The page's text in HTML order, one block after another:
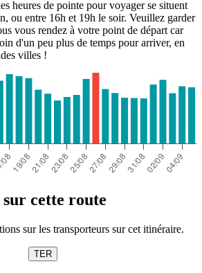
heures de pointe pour voyager se situent
ou entre 16h et 19h le soir. Veuillez garder
vous rendez à votre point de départ car
d'un peu plus de temps pour arriver, en
villes !
cette route
sur les transporteurs sur cet itinéraire.
TER